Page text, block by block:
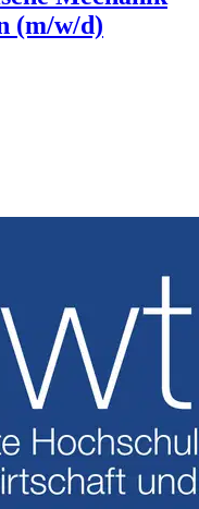
(m/w/d)